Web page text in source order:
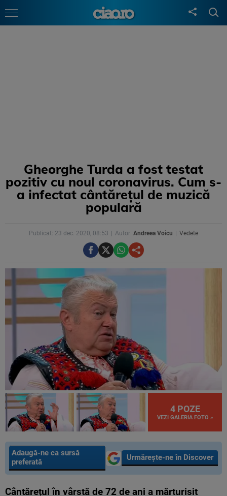
Gheorghe Turda a fost testat
pozitiv cu noul coronavirus. Cum s-
a infectat cântărețul de muzică
populară
Publicat: 23 dec. 2020, 08:53 Autor: Andreea Voicu Vedete
4 POZE
VEZI GALERIA FOTO »
Adaugă-ne ca sursă
preferată
Urmărește-ne în Discover
Cântărețul în vârstă de 72 de ani a mărturisit